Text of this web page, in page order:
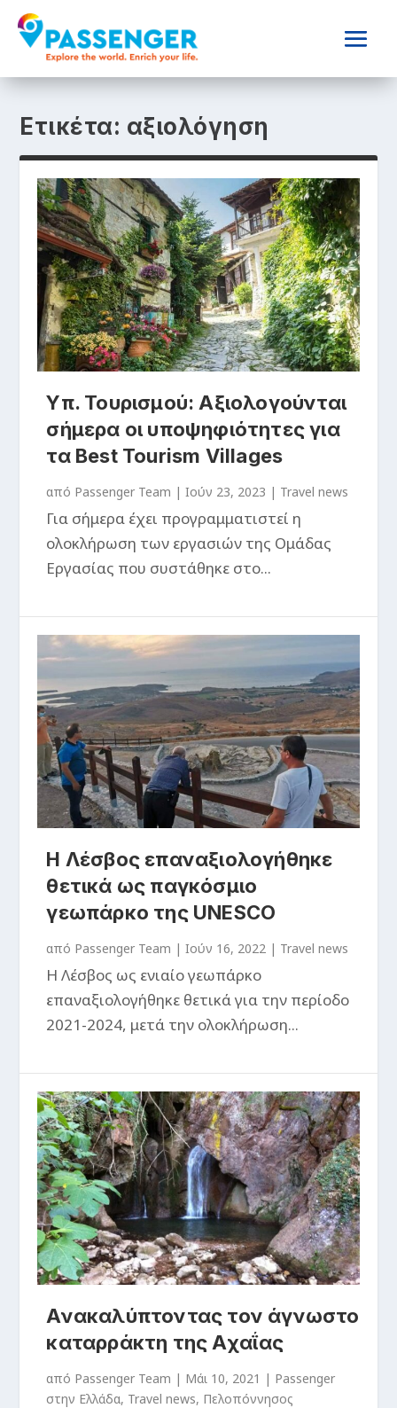
Ετικέτα: αξιολόγηση
Υπ. Τουρισμού: Αξιολογούνται
σήμερα οι υποψηφιότητες για
τα Best Tourism Villages
από Passenger Team |Ιούν 23, 2023 | Travel news
Για σήμερα έχει προγραμματιστεί η
ολοκλήρωση των εργασιών της Ομάδας
Εργασίας που συστάθηκε στο...
Η Λέσβος επαναξιολογήθηκε
θετικά ως παγκόσμιο
γεωπάρκο της UNESCO
από Passenger Team |Ιούν 16, 2022 | Travel news
Η Λέσβος ως ενιαίο γεωπάρκο
επαναξιολογήθηκε θετικά για την περίοδο
2021-2024, μετά την ολοκλήρωση...
Ανακαλύπτοντας τον άγνωστο
καταρράκτη της Αχαΐας
από Passenger Team | Μάι 10, 2021 | Passenger
στην Ελλάδα, Travel news, Πελοπόννησος